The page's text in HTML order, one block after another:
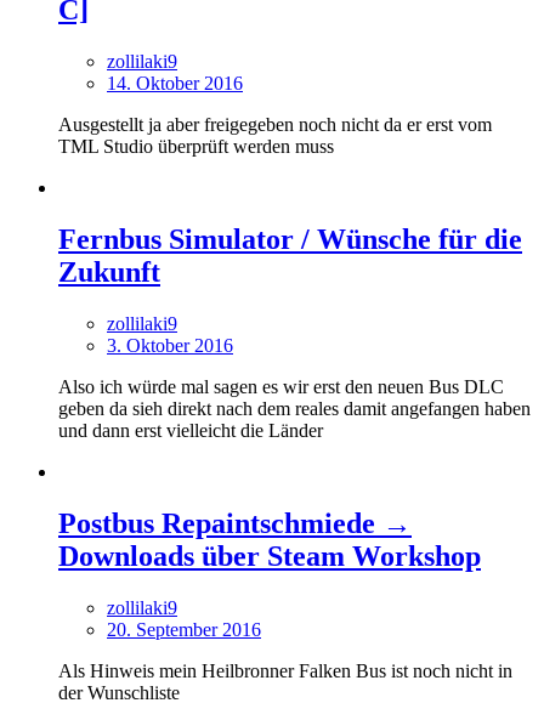
C]
zollilaki9
14. Oktober 2016
Ausgestellt ja aber freigegeben noch nicht da er erst vom
TML Studio überprüft werden muss
Fernbus Simulator / Wünsche für die
Zukunft
zollilaki9
3. Oktober 2016
Also ich würde mal sagen es wir erst den neuen Bus DLC
geben da sieh direkt nach dem reales damit angefangen haben
und dann erst vielleicht die Länder
Postbus Repaintschmiede →
Downloads über Steam Workshop
zollilaki9
20. September 2016
Als Hinweis mein Heilbronner Falken Bus ist noch nicht in
der Wunschliste